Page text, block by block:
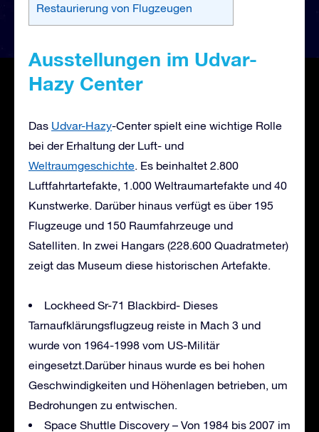
Restaurierung von Flugzeugen
Ausstellungen im Udvar-
Hazy Center
Das Udvar-Hazy-Center spielt eine wichtige Rolle
bei der Erhaltung der Luft- und
Weltraumgeschichte. Es beinhaltet 2.800
Luftfahrtartefakte, 1.000 Weltraumartefakte und 40
Kunstwerke. Darüber hinaus verfügt es über 195
Flugzeuge und 150 Raumfahrzeuge und
Satelliten. In zwei Hangars (228.600 Quadratmeter)
zeigt das Museum diese historischen Artefakte.
Lockheed Sr-71 Blackbird- Dieses
Tarnaufklärungsflugzeug reiste in Mach 3 und
wurde von 1964-1998 vom US-Militär
eingesetzt.Darüber hinaus wurde es bei hohen
Geschwindigkeiten und Höhenlagen betrieben, um
Bedrohungen zu entwischen.
Space Shuttle Discovery – Von 1984 bis 2007 im